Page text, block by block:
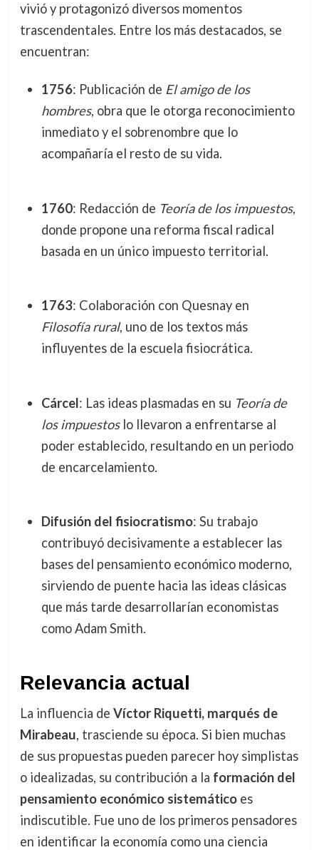
vivió y protagonizó diversos momentos
trascendentales. Entre los más destacados, se
encuentran:
1756: Publicación de El amigo de los
hombres, obra que le otorga reconocimiento
inmediato y el sobrenombre que lo
acompañaría el resto de su vida.
1760: Redacción de Teoría de los impuestos,
donde propone una reforma fiscal radical
basada en un único impuesto territorial.
1763: Colaboración con Quesnay en
Filosofía rural, uno de los textos más
influyentes de la escuela fisiocrática.
Cárcel: Las ideas plasmadas en su Teoría de
los impuestoslo llevaron a enfrentarse al
poder establecido, resultando en un periodo
de encarcelamiento.
Difusión del fisiocratismo: Su trabajo
contribuyó decisivamente a establecer las
bases del pensamiento económico moderno,
sirviendo de puente hacia las ideas clásicas
que más tarde desarrollarían economistas
como Adam Smith.
Relevancia actual
La influencia de Víctor Riquetti, marqués de
Mirabeau, trasciende su época. Si bien muchas
de sus propuestas pueden parecer hoy simplistas
o idealizadas, su contribución a la formación del
pensamiento económico sistemáticoes
indiscutible. Fue uno de los primeros pensadores
en identificar la economía como una ciencia